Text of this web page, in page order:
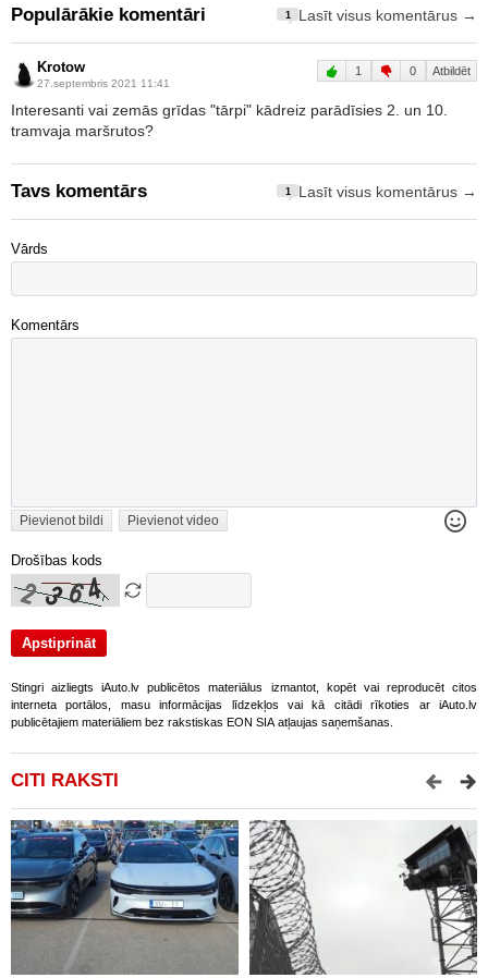
Populārākie komentāri 1 Lasīt visus komentārus →
Krotow
27.septembris 2021 11:41
1 0 Atbildēt
Interesanti vai zemās grīdas "tārpi" kādreiz parādīsies 2. un 10.
tramvaja maršrutos?
Tavs komentārs 1 Lasīt visus komentārus →
Vārds
Komentārs
Pievienot bildi Pievienot video
Drošības kods
Stingri aizliegts iAuto.lv publicētos materiālus izmantot, kopēt vai reproducēt citos
interneta portālos, masu informācijas līdzekļos vai kā citādi rīkoties ar iAuto.lv
publicētajiem materiāliem bez rakstiskas EON SIA atļaujas saņemšanas.
CITI RAKSTI